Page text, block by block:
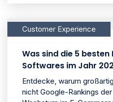
Customer Experience
Was sind die 5
Softwares im Jahr
Entdecke, warum
nicht Google-Rankings